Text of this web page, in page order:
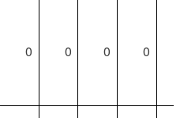
0 0 0 0